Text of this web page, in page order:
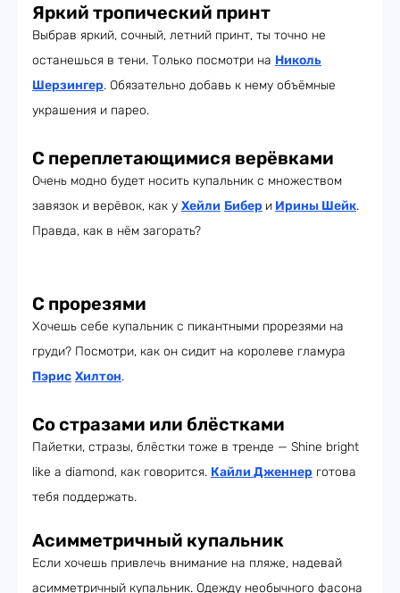
Яркий тропический принт
Выбрав яркий, сочный, летний принт, ты точно не
останешься в тени. Только посмотри на Николь
Шерзингер. Обязательно добавь к нему объёмные
украшения и парео.
С переплетающимися верёвками
Очень модно будет носить купальник с множеством
завязок и верёвок, как у Хейли Бибер и Ирины Шейк.
Правда, как в нём загорать?
С прорезями
Хочешь себе купальник с пикантными прорезями на
груди? Посмотри, как он сидит на королеве гламура
Пэрис Хилтон.
Со стразами или блёстками
Пайетки, стразы, блёстки тоже в тренде — Shine bright
like a diamond, как говорится. Кайли Дженнер готова
тебя поддержать.
Асимметричный купальник
Если хочешь привлечь внимание на пляже, надевай
асимметричный купальник. Одежду необычного фасона